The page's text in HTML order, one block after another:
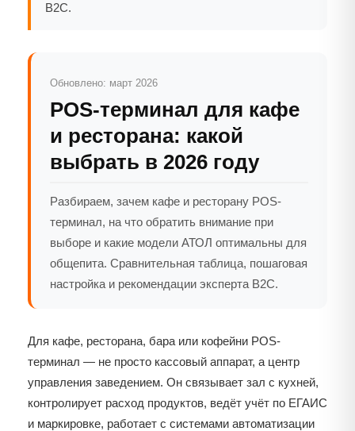
B2C.
Обновлено: март 2026
POS-терминал для кафе
и ресторана: какой
выбрать в 2026 году
Разбираем, зачем кафе и ресторану POS-
терминал, на что обратить внимание при
выборе и какие модели АТОЛ оптимальны для
общепита. Сравнительная таблица, пошаговая
настройка и рекомендации эксперта B2C.
Для кафе, ресторана, бара или кофейни POS-
терминал — не просто кассовый аппарат, а центр
управления заведением. Он связывает зал с кухней,
контролирует расход продуктов, ведёт учёт по ЕГАИС
и маркировке, работает с системами автоматизации